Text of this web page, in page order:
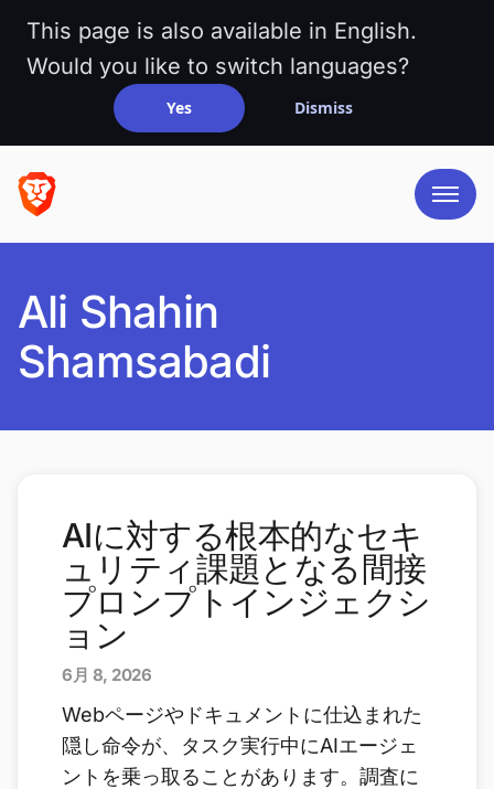
This page is also available in English.
Would you like to switch languages?
Yes Dismiss
Ali Shahin
Shamsabadi
AIに対する根本的なセキ
ュリティ課題となる間接
プロンプトインジェクシ
ョン
6月 8, 2026
Webページやドキュメントに仕込まれた
隠し命令が、タスク実行中にAIエージェ
ントを乗っ取ることがあります。調査に